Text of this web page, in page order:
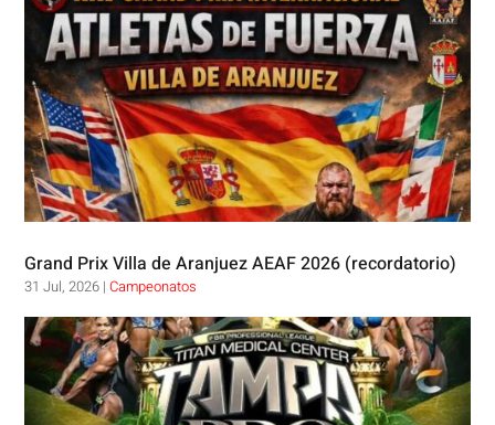
Grand Prix Villa de Aranjuez AEAF 2026 (recordatorio)
31 Jul, 2026 |Campeonatos